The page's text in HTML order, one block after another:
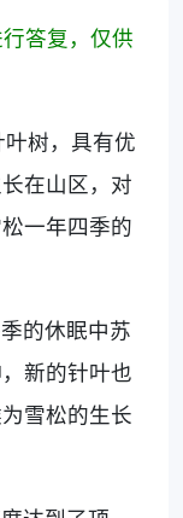
行答复，仅供
树，具有优
在山区，对
一年四季的
的休眠中苏
新的针叶也
雪松的生长